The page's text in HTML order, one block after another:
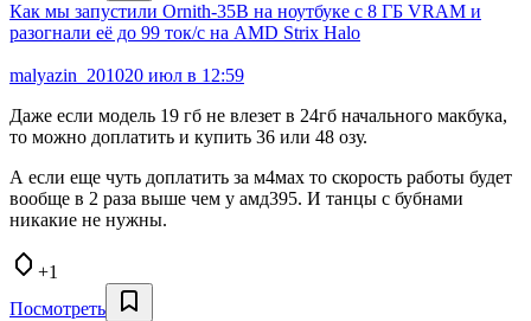
Как мы запустили Ornith‑35B на ноутбуке с 8 ГБ VRAM и
разогнали её до 99 ток/с на AMD Strix Halo
malyazin_201020 июл в 12:59
Даже если модель 19 гб не влезет в 24гб начального макбука,
то можно доплатить и купить 36 или 48 озу.
А если еще чуть доплатить за м4мах то скорость работы будет
вообще в 2 раза выше чем у амд395. И танцы с бубнами
никакие не нужны.
+1
Посмотреть